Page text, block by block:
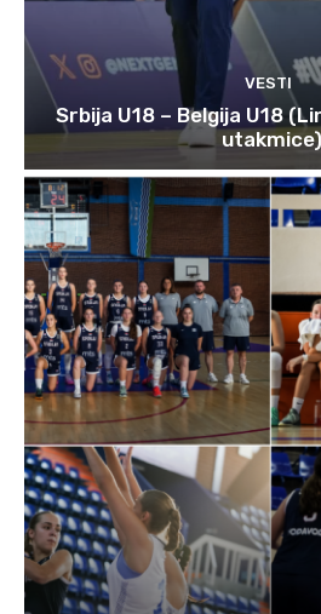
VESTI
Srbija U18 – Belgija U18
utakmice)